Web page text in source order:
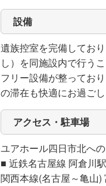
設備
遺族控室を完備してお
し）を同施設内で行う
フリー設備が整ってお
の滞在も快適にお過ご
アクセス・駐車場
ユアホール四日市北へ
■ 近鉄名古屋線 阿倉川
関西本線(名古屋～亀山)